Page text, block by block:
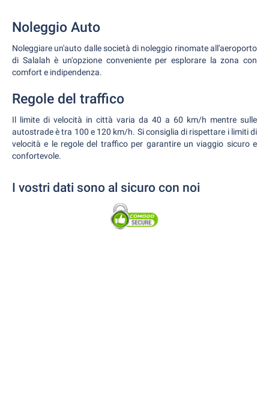
Noleggio Auto
Noleggiare un'auto dalle società di noleggio rinomate all'aeroporto
di Salalah è un'opzione conveniente per esplorare la zona con
comfort e indipendenza.
Regole del traffico
Il limite di velocità in città varia da 40 a 60 km/h mentre sulle
autostrade è tra 100 e 120 km/h. Si consiglia di rispettare i limiti di
velocità e le regole del traffico per garantire un viaggio sicuro e
confortevole.
I vostri dati sono al sicuro con noi